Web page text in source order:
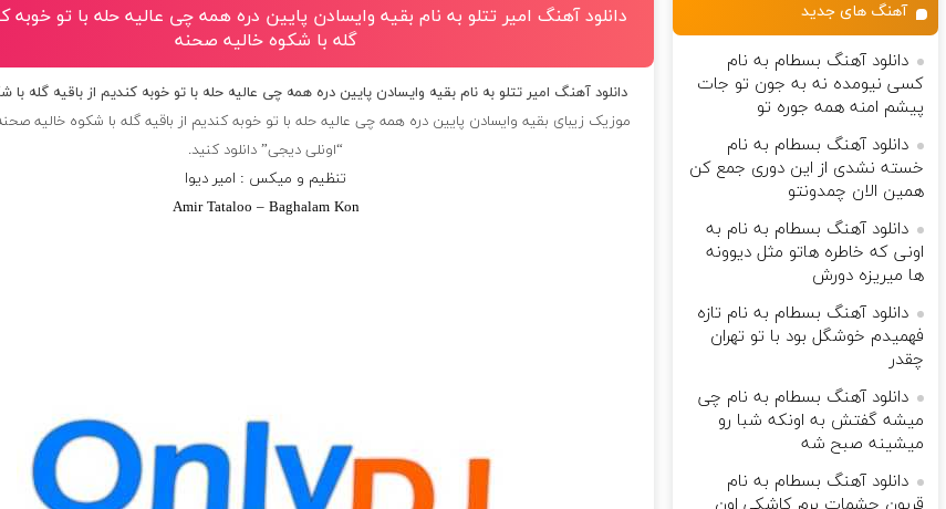
دانلود آهنگ امیر تتلو به نام بقیه وایسادن پایین دره همه چی عالیه حله با تو خوبه
گله با شکوه خالیه صحنه
دانلود آهنگ امیر تتلو به نام بقیه وایسادن پایین دره همه چی عالیه حله با تو خوبه کندیم از باقیه گله
موزیک زیبای بقیه وایسادن پایین دره همه چی عالیه حله با تو خوبه کندیم از باقیه گله با شکوه خالیه
“اونلی دیجی” دانلود کنید.
تنظیم و میکس : امیر دیوا
Amir Tataloo – Baghalam Kon
آهنگ های جدید
دانلود آهنگ بسطام به نام
کسی نیومده نه به جون تو جات
پیشم امنه همه جوره تو
دانلود آهنگ بسطام به نام
خسته نشدی از این دوری جمع کن
همین الان چمدونتو
دانلود آهنگ بسطام به نام به
اونی که خاطره هاتو مثل دیوونه
ها میریزه دورش
دانلود آهنگ بسطام به نام تازه
فهمیدم خوشگل بود با تو تهران
چقدر
دانلود آهنگ بسطام به نام چی
میشه گفتش به اونکه شبا رو
میشینه صبح شه
دانلود آهنگ بسطام به نام